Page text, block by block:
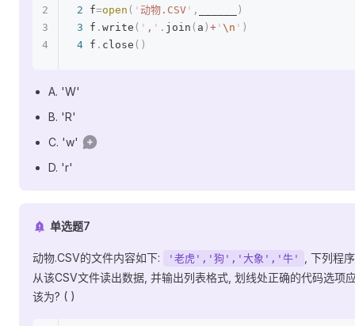
2 f=open ( ' 动物.CSV ' ,
)
3 f . write ( ' , ' . join ( a ) + ' \n ' )
4 f . close ()
A. 'W'
B. 'R'
C. 'w'
D. 'r'
单选题7
动物.CSV的文件内容如下: '老虎','狗','大象','牛'
, 下列程序
从该CSV文件读出数据, 并输出列表格式, 划线处正确的代码选项
该为? ( )